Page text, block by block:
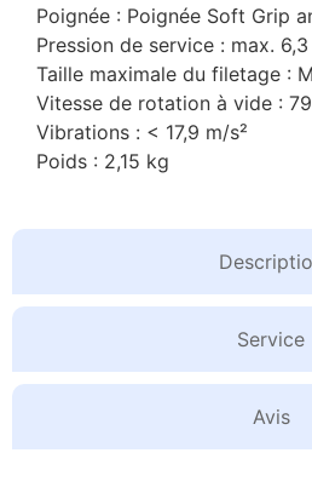
Service
Avis
Poignée : Poignée Soft Grip
Pression de service : max.
Taille maximale du filetage :
Vitesse de rotation à vide :
Vibrations : < 17,9 m/s²
Poids : 2,15 kg